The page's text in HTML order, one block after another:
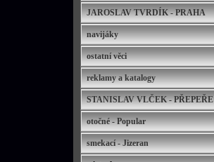
JAROSLAV TVRDÍK - PRAHA
navijáky
ostatní věci
reklamy a katalogy
STANISLAV VLČEK - PŘEPEŘE
otočné - Popular
smekací - Jizeran